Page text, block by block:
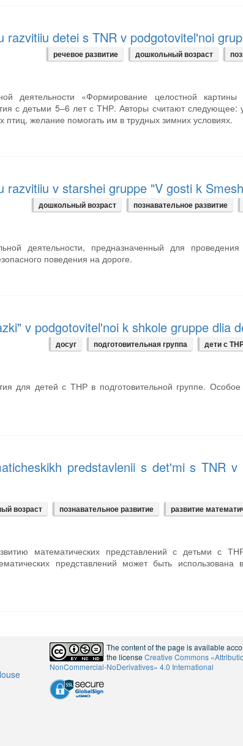
razvitiiu detei s TNR v podgotovitel'noi
речевое развитие дошкольный возраст
деятельности «Формирование целостной
с детьми 5–6 лет с ТНР. Авторы считают
желание помогать им в трудных зимних условиях.
razvitiiu v starshei gruppe "V gosti k
дошкольный возраст познавательное развитие
деятельности, предназначенный для
поведения на дороге.
v podgotovitel'noi k shkole gruppe dlia
досуг подготовительная группа дети с
для детей с ТНР в подготовительной группе.
predstavlenii s det'mi s TNR v
возраст познавательное развитие развитие
математических представлений с детьми с
представлений может быть использована
The content of the page is available
the licenseCreative Commons
NonCommercial-NoDerivatives» 4.0 International